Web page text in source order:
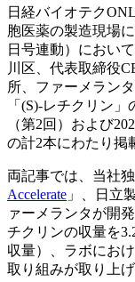
日経バイオテク
胞医薬の製造現場に
日号連動）において
川区、 代表取締役
所、 ファーメラン
「(S)-レチクリン」
（第2回） および
の計2本にわたり 掲
両記事では、 当社
Accelerate 」、 日立
ァーメランタが開
チクリンの収量を
収量）、 ラボにお
取り組みが取り上